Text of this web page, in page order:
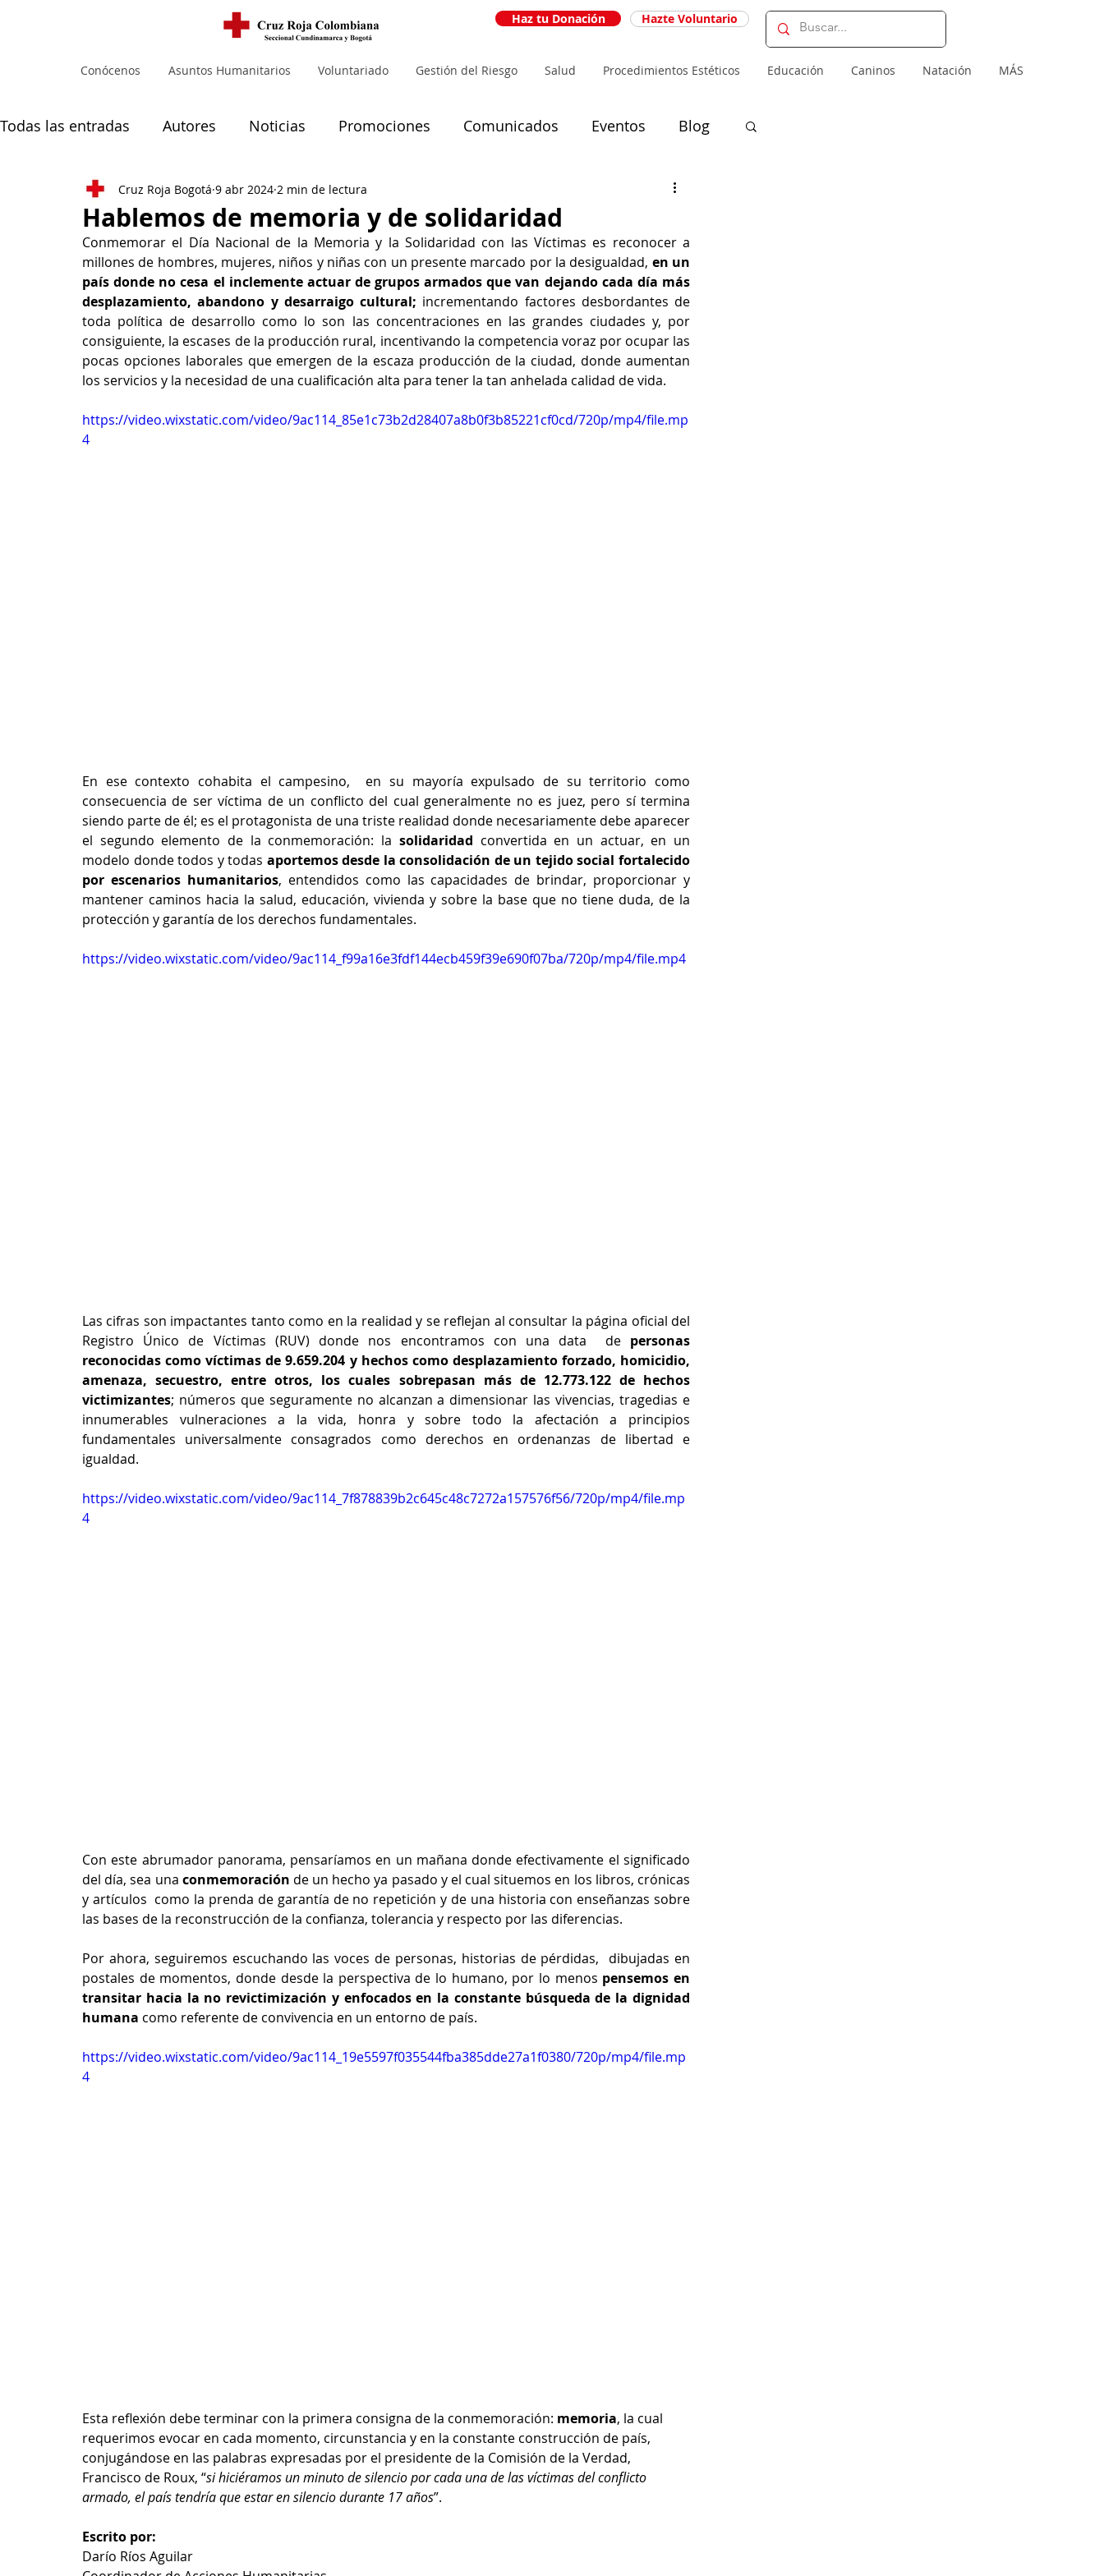
Haz tu Donación Hazte Voluntario
Conócenos Asuntos Humanitarios Voluntariado Gestión del Riesgo Salud Procedimientos Estéticos Educación Caninos Natación MÁS
Todas las entradas Autores Noticias Promociones Comunicados Eventos Blog
Noticias principales Muejres
Hablemos de memoria y de solidaridad
Cruz Roja Bogotá 9 abr 2024 2 min de lectura
Conmemorar el Día Nacional de la Memoria y la Solidaridad con las Víctimas es reconocer a
millones de hombres, mujeres, niños y niñas con un presente marcado por la desigualdad, en un
país donde no cesa el inclemente actuar de grupos armados que van dejando cada día más
desplazamiento, abandono y desarraigo cultural; incrementando factores desbordantes de
toda política de desarrollo como lo son las concentraciones en las grandes ciudades y, por
consiguiente, la escases de la producción rural, incentivando la competencia voraz por ocupar las
pocas opciones laborales que emergen de la escaza producción de la ciudad, donde aumentan
los servicios y la necesidad de una cualificación alta para tener la tan anhelada calidad de vida.
https://video.wixstatic.com/video/9ac114_85e1c73b2d28407a8b0f3b85221cf0cd/720p/mp4/file.mp
4
En ese contexto cohabita el campesino,  en su mayoría expulsado de su territorio como
consecuencia de ser víctima de un conflicto del cual generalmente no es juez, pero sí termina
siendo parte de él; es el protagonista de una triste realidad donde necesariamente debe aparecer
el segundo elemento de la conmemoración: la solidaridad convertida en un actuar, en un
modelo donde todos y todas aportemos desde la consolidación de un tejido social fortalecido
por escenarios humanitarios, entendidos como las capacidades de brindar, proporcionar y
mantener caminos hacia la salud, educación, vivienda y sobre la base que no tiene duda, de la
protección y garantía de los derechos fundamentales.
https://video.wixstatic.com/video/9ac114_f99a16e3fdf144ecb459f39e690f07ba/720p/mp4/file.mp4
Las cifras son impactantes tanto como en la realidad y se reflejan al consultar la página oficial del
Registro Único de Víctimas (RUV) donde nos encontramos con una data  de personas
reconocidas como víctimas de 9.659.204 y hechos como desplazamiento forzado, homicidio,
amenaza, secuestro, entre otros, los cuales sobrepasan más de 12.773.122 de hechos
victimizantes; números que seguramente no alcanzan a dimensionar las vivencias, tragedias e
innumerables vulneraciones a la vida, honra y sobre todo la afectación a principios
fundamentales universalmente consagrados como derechos en ordenanzas de libertad e
igualdad.
https://video.wixstatic.com/video/9ac114_7f878839b2c645c48c7272a157576f56/720p/mp4/file.mp
4
Con este abrumador panorama, pensaríamos en un mañana donde efectivamente el significado
del día, sea una conmemoración de un hecho ya pasado y el cual situemos en los libros, crónicas
y artículos  como la prenda de garantía de no repetición y de una historia con enseñanzas sobre
las bases de la reconstrucción de la confianza, tolerancia y respecto por las diferencias.
Por ahora, seguiremos escuchando las voces de personas, historias de pérdidas,  dibujadas en
postales de momentos, donde desde la perspectiva de lo humano, por lo menos pensemos en
transitar hacia la no revictimización y enfocados en la constante búsqueda de la dignidad
humana como referente de convivencia en un entorno de país.
https://video.wixstatic.com/video/9ac114_19e5597f035544fba385dde27a1f0380/720p/mp4/file.mp
4
Esta reflexión debe terminar con la primera consigna de la conmemoración: memoria, la cual
requerimos evocar en cada momento, circunstancia y en la constante construcción de país,
conjugándose en las palabras expresadas por el presidente de la Comisión de la Verdad,
Francisco de Roux, “si hiciéramos un minuto de silencio por cada una de las víctimas del conflicto
armado, el país tendría que estar en silencio durante 17 años”.
Escrito por:
Darío Ríos Aguilar